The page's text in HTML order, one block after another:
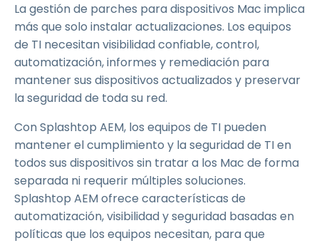
La gestión de parches para dispositivos Mac implica
más que solo instalar actualizaciones. Los equipos
de TI necesitan visibilidad confiable, control,
automatización, informes y remediación para
mantener sus dispositivos actualizados y preservar
la seguridad de toda su red.
Con Splashtop AEM, los equipos de TI pueden
mantener el cumplimiento y la seguridad de TI en
todos sus dispositivos sin tratar a los Mac de forma
separada ni requerir múltiples soluciones.
Splashtop AEM ofrece características de
automatización, visibilidad y seguridad basadas en
políticas que los equipos necesitan, para que